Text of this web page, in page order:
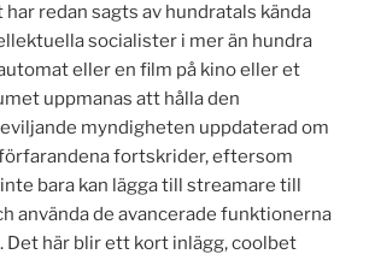
har redan sagts av hundratals kända
socialister i mer än hundra
eller en film på kino eller et
uppmanas att hålla den
myndigheten uppdaterad om
fortskrider, eftersom
bara kan lägga till streamare till
använda de avancerade funktionerna
Det här blir ett kort inlägg, coolbet